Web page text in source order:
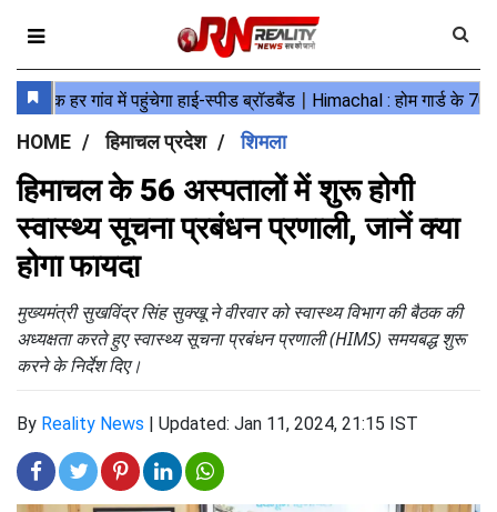
HOME हिमाचल प्रदेश शिमला
हिमाचल के 56 अस्पतालों में शुरू होगी
स्वास्थ्य सूचना प्रबंधन प्रणाली, जानें क्या
होगा फायदा
मुख्यमंत्री सुखविंद्र सिंह सुक्खू ने वीरवार को स्वास्थ्य विभाग की बैठक की
अध्यक्षता करते हुए स्वास्थ्य सूचना प्रबंधन प्रणाली (HIMS) समयबद्ध शुरू
करने के निर्देश दिए।
By Reality News | Updated: Jan 11, 2024, 21:15 IST